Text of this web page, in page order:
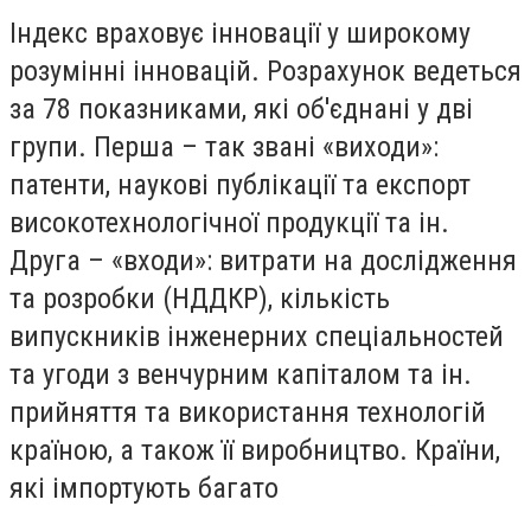
Індекс враховує інновації у широкому
розумінні інновацій. Розрахунок ведеться
за 78 показниками, які об'єднані у дві
групи. Перша – так звані «виходи»:
патенти, наукові публікації та експорт
високотехнологічної продукції та ін.
Друга – «входи»: витрати на дослідження
та розробки (НДДКР), кількість
випускників інженерних спеціальностей
та угоди з венчурним капіталом та ін.
прийняття та використання технологій
країною, а також її виробництво. Країни,
які імпортують багато